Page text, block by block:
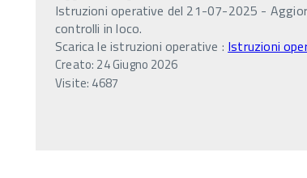
Istruzioni operative del 21-07-2025 -
controlli in loco.
Scarica le istruzioni operative : Istruzioni
Creato: 24 Giugno 2026
Visite: 4687